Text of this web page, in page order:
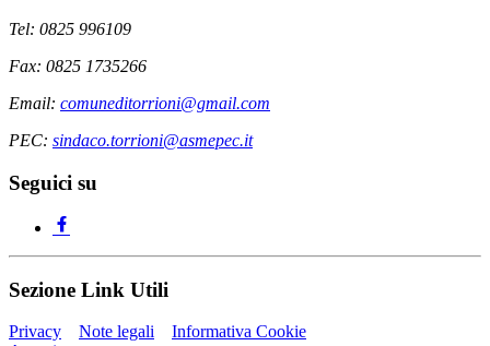
Tel: 0825 996109
Fax: 0825 1735266
Email: comuneditorrioni@gmail.com
PEC: sindaco.torrioni@asmepec.it
Seguici su
Sezione Link Utili
Privacy Note legali
Informativa Cookie